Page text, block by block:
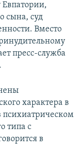
сына, суд
Вместо
пресс-служба
характера в
психиатрическом
типа с
в